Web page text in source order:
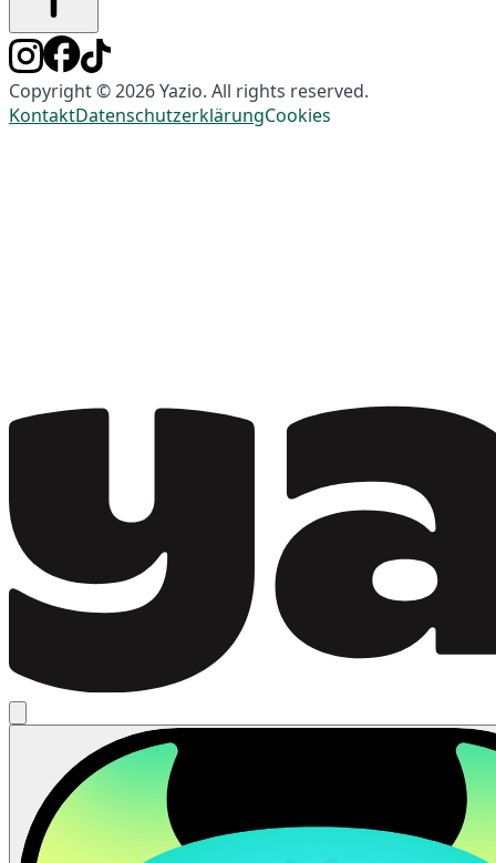
Copyright © 2026 Yazio. All rights reserved.
KontaktDatenschutzerklärungCookies